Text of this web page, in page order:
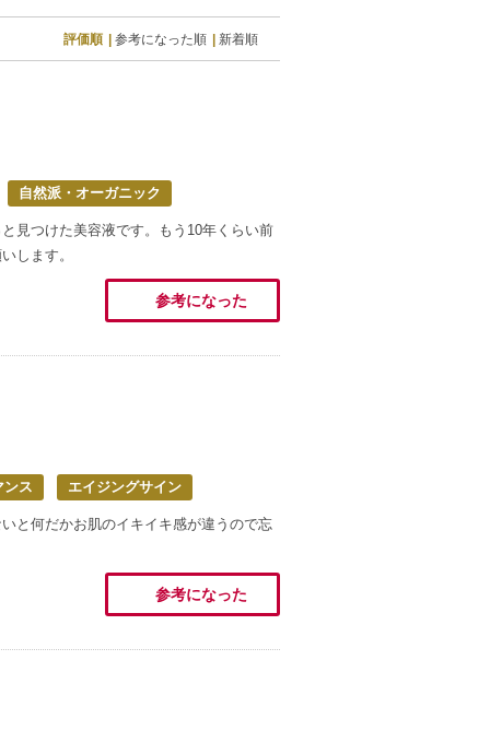
評価順 参考になった順 新着順
自然派・オーガニック
見つけた美容液です。もう10年くらい前
します。
参考になった
ンス エイジングサイン
と何だかお肌のイキイキ感が違うので忘
参考になった